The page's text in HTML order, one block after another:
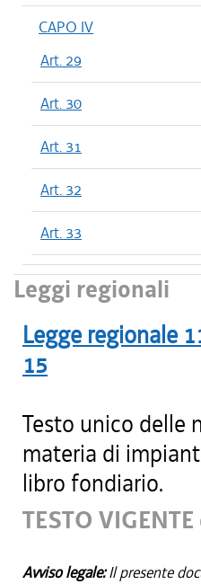
CAPO IV
Art. 29
Art. 30
Art. 31
Art. 32
Art. 33
Leggi regionali
Legge regionale
15
Testo unico delle
materia di
libro fondiario.
TESTO
Avviso legale:Il presente